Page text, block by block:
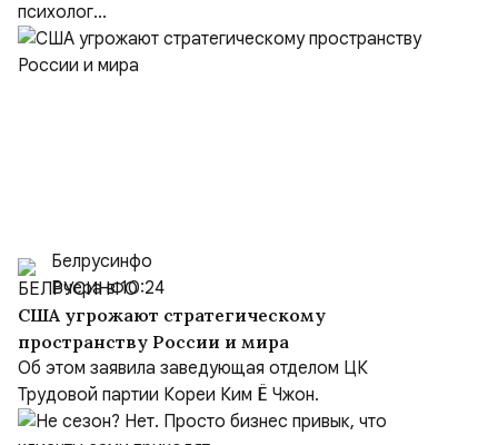
психолог...
Белрусинфо
Вчера в 10:24
США угрожают стратегическому
пространству России и мира
Об этом заявила заведующая отделом ЦК
Трудовой партии Кореи Ким Ё Чжон.